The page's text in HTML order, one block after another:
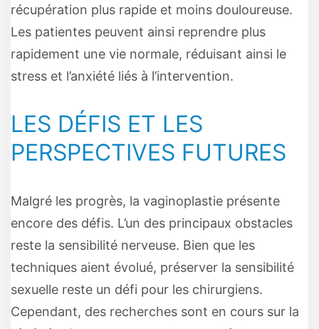
récupération plus rapide et moins douloureuse.
Les patientes peuvent ainsi reprendre plus
rapidement une vie normale, réduisant ainsi le
stress et l’anxiété liés à l’intervention.
LES DÉFIS ET LES
PERSPECTIVES FUTURES
Malgré les progrès, la vaginoplastie présente
encore des défis. L’un des principaux obstacles
reste la sensibilité nerveuse. Bien que les
techniques aient évolué, préserver la sensibilité
sexuelle reste un défi pour les chirurgiens.
Cependant, des recherches sont en cours sur la